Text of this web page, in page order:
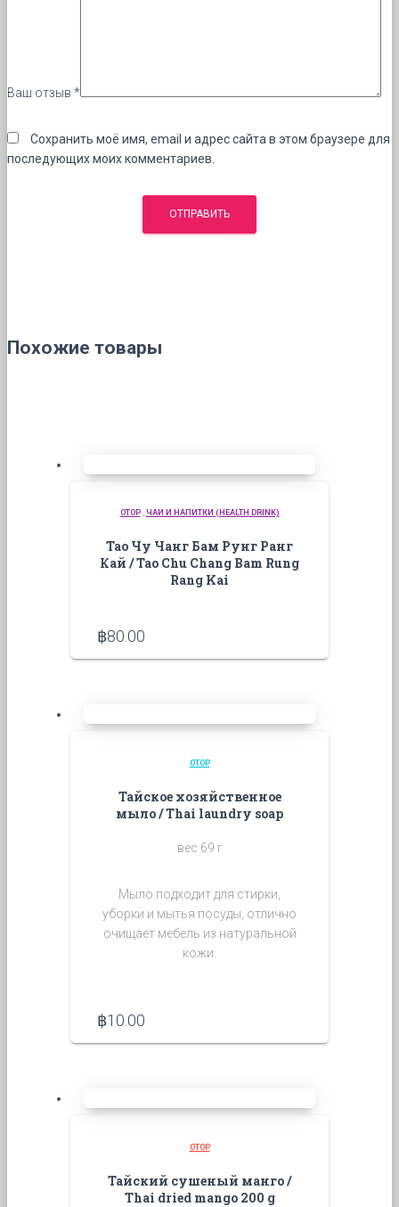
Ваш отзыв *
Сохранить моё имя, email и адрес сайта в этом браузере для
последующих моих комментариев.
Похожие товары
OTOP,ЧАИ И НАПИТКИ (HEALTH DRINK)
Тао Чу Чанг Бам Рунг Ранг
Кай / Tao Chu Chang Bam Rung
Rang Kai
฿80.00
OTOP
Тайское хозяйственное
мыло / Thai laundry soap
вес 69 г
Мыло подходит для стирки,
уборки и мытья посуды, отлично
очищает мебель из натуральной
кожи.
฿10.00
OTOP
Тайский сушеный манго /
Thai dried mango 200 g